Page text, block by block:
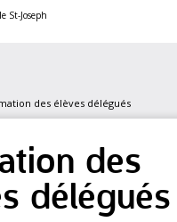
des élèves délégués
des
délégués